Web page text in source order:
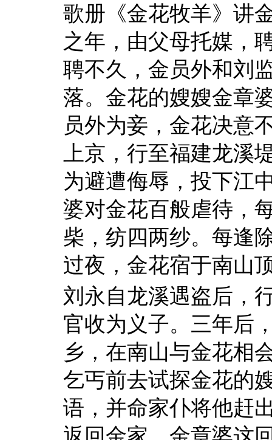
歌册《金花牧羊》讲
之年，由父母托媒，
聘不久，金员外和刘
落。金花的嫂嫂金章
员外为妾，金花决意
上京，行至福建龙溪
为避遭侮辱，投下江
婆对金花百般虐待，
柴，纺四两纱。每逢
过夜，金花宿于南山
刘永自龙溪遇盗后，
官收为义子。三年后
乡，在南山与金花相
乞丐前去试探金花的
语，并命家仆将他赶